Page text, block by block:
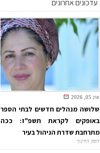
עדכונים אחרונים
אוג 05, 2026
שלושה מנהלים חדשים לבתי הספר
באופקים לקראת תשפ"ז: ככה
מתרחבת שדרת הניהול בעיר
דופק החינוך